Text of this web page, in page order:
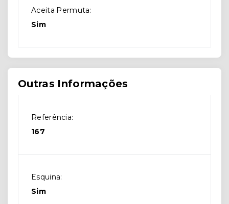
Aceita Permuta:
Sim
Outras Informações
Referência:
167
Esquina:
Sim